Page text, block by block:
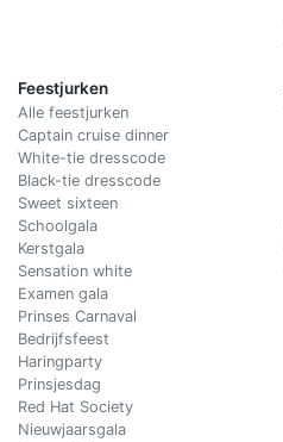
Feestjurken
Alle feestjurken
Captain cruise dinner
White-tie dresscode
Black-tie dresscode
Sweet sixteen
Schoolgala
Kerstgala
Sensation white
Examen gala
Prinses Carnaval
Bedrijfsfeest
Haringparty
Prinsjesdag
Red Hat Society
Nieuwjaarsgala